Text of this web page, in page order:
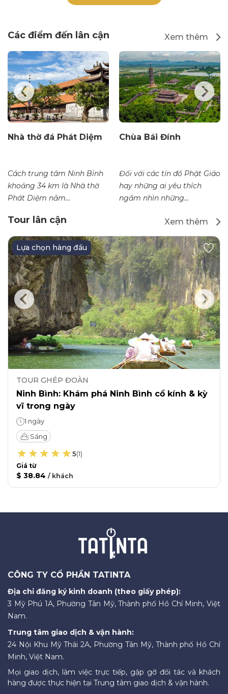
Các điểm đến lân cận Xem thêm
Nhà thờ đá Phát Diệm
Cách trung tâm Ninh Bình
khoảng 34 km là Nhà thờ
Phát Diệm nằm...
Chùa Bái Đính
Đối với các tín đồ Phật Giáo
hay những ai yêu thích
ngắm nhìn những...
Tour lân cận Xem thêm
Lựa chọn hàng đầu
TOUR GHÉP ĐOÀN
Ninh Bình: Khám phá Ninh Bình cổ kính & kỳ
vĩ trong ngày
1 ngày
Sáng
5(1)
Giá từ
$ 38.84 / khách
CÔNG TY CỔ PHẦN TATINTA
Địa chỉ đăng ký kinh doanh (theo giấy phép):
3 Mỹ Phú 1A, Phường Tân Mỹ, Thành phố Hồ Chí Minh, Việt
Nam.
Trung tâm giao dịch & vận hành:
24 Nội Khu Mỹ Thái 2A, Phường Tân Mỹ, Thành phố Hồ Chí
Minh, Việt Nam.
Mọi giao dịch, làm việc trực tiếp, gặp gỡ đối tác và khách
hàng được thực hiện tại Trung tâm giao dịch & vận hành.